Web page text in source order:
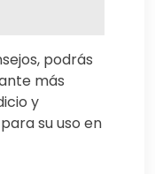
podrás
más
y
su uso en